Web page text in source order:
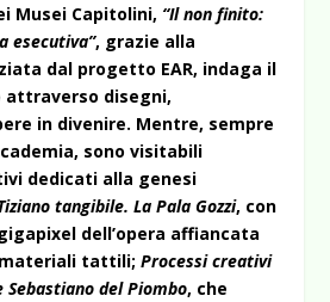
Musei Capitolini, “Il non finito:
esecutiva”, grazie alla
dal progetto EAR, indaga il
attraverso disegni,
in divenire. Mentre, sempre
sono visitabili
dedicati alla genesi
tangibile. La Pala Gozzi, con
dell’opera affiancata
materiali tattili;Processi creativi
Sebastiano del Piombo, che